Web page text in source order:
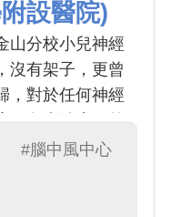
設醫院)
山分校小兒神經
沒有架子，更曾
，對於任何神經
是中國神經外科
#腦中風中心